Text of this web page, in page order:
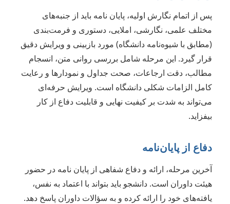
پس از اتمام نگارش اولیه، پایان نامه باید از جنبه‌های
مختلف علمی، نگارشی، املایی، دستوری و فرمت‌بندی
(مطابق با شیوه‌نامه دانشگاه) مورد بازبینی و ویرایش دقیق
قرار گیرد. این مرحله شامل بررسی روانی متن، انسجام
مطالب، دقت ارجاعات، صحت جداول و نمودارها و رعایت
کامل الزامات شکلی دانشگاه است. ویرایش حرفه‌ای
می‌تواند به شدت بر کیفیت نهایی و قابلیت دفاع از کار
بیفزاید.
دفاع از پایان‌نامه
آخرین مرحله، ارائه و دفاع شفاهی از پایان نامه در حضور
هیئت داوران است. دانشجو باید بتواند با اعتماد به نفس،
یافته‌های خود را ارائه کرده و به سؤالات داوران پاسخ دهد.